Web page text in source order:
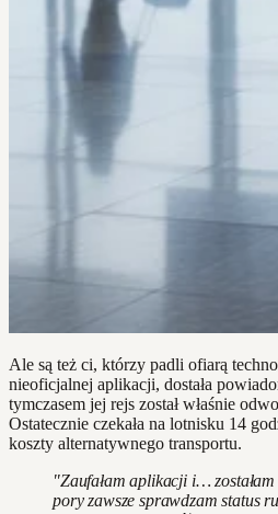
Ale są też ci, którzy padli ofiarą
nieoficjalnej aplikacji, dostała
tymczasem jej rejs został właśnie
Ostatecznie czekała na lotnisku 14
koszty alternatywnego transportu.
"Zaufałam aplikacji i…
pory zawsze sprawdzam status